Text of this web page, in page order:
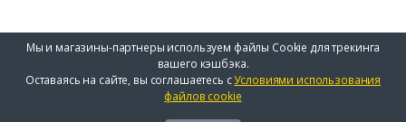
Мы и магазины-партнеры используем файлы Cookie для трекинга
вашего кэшбэка.
Оставаясь на сайте, вы соглашаетесь сУсловиями использования
файлов cookie